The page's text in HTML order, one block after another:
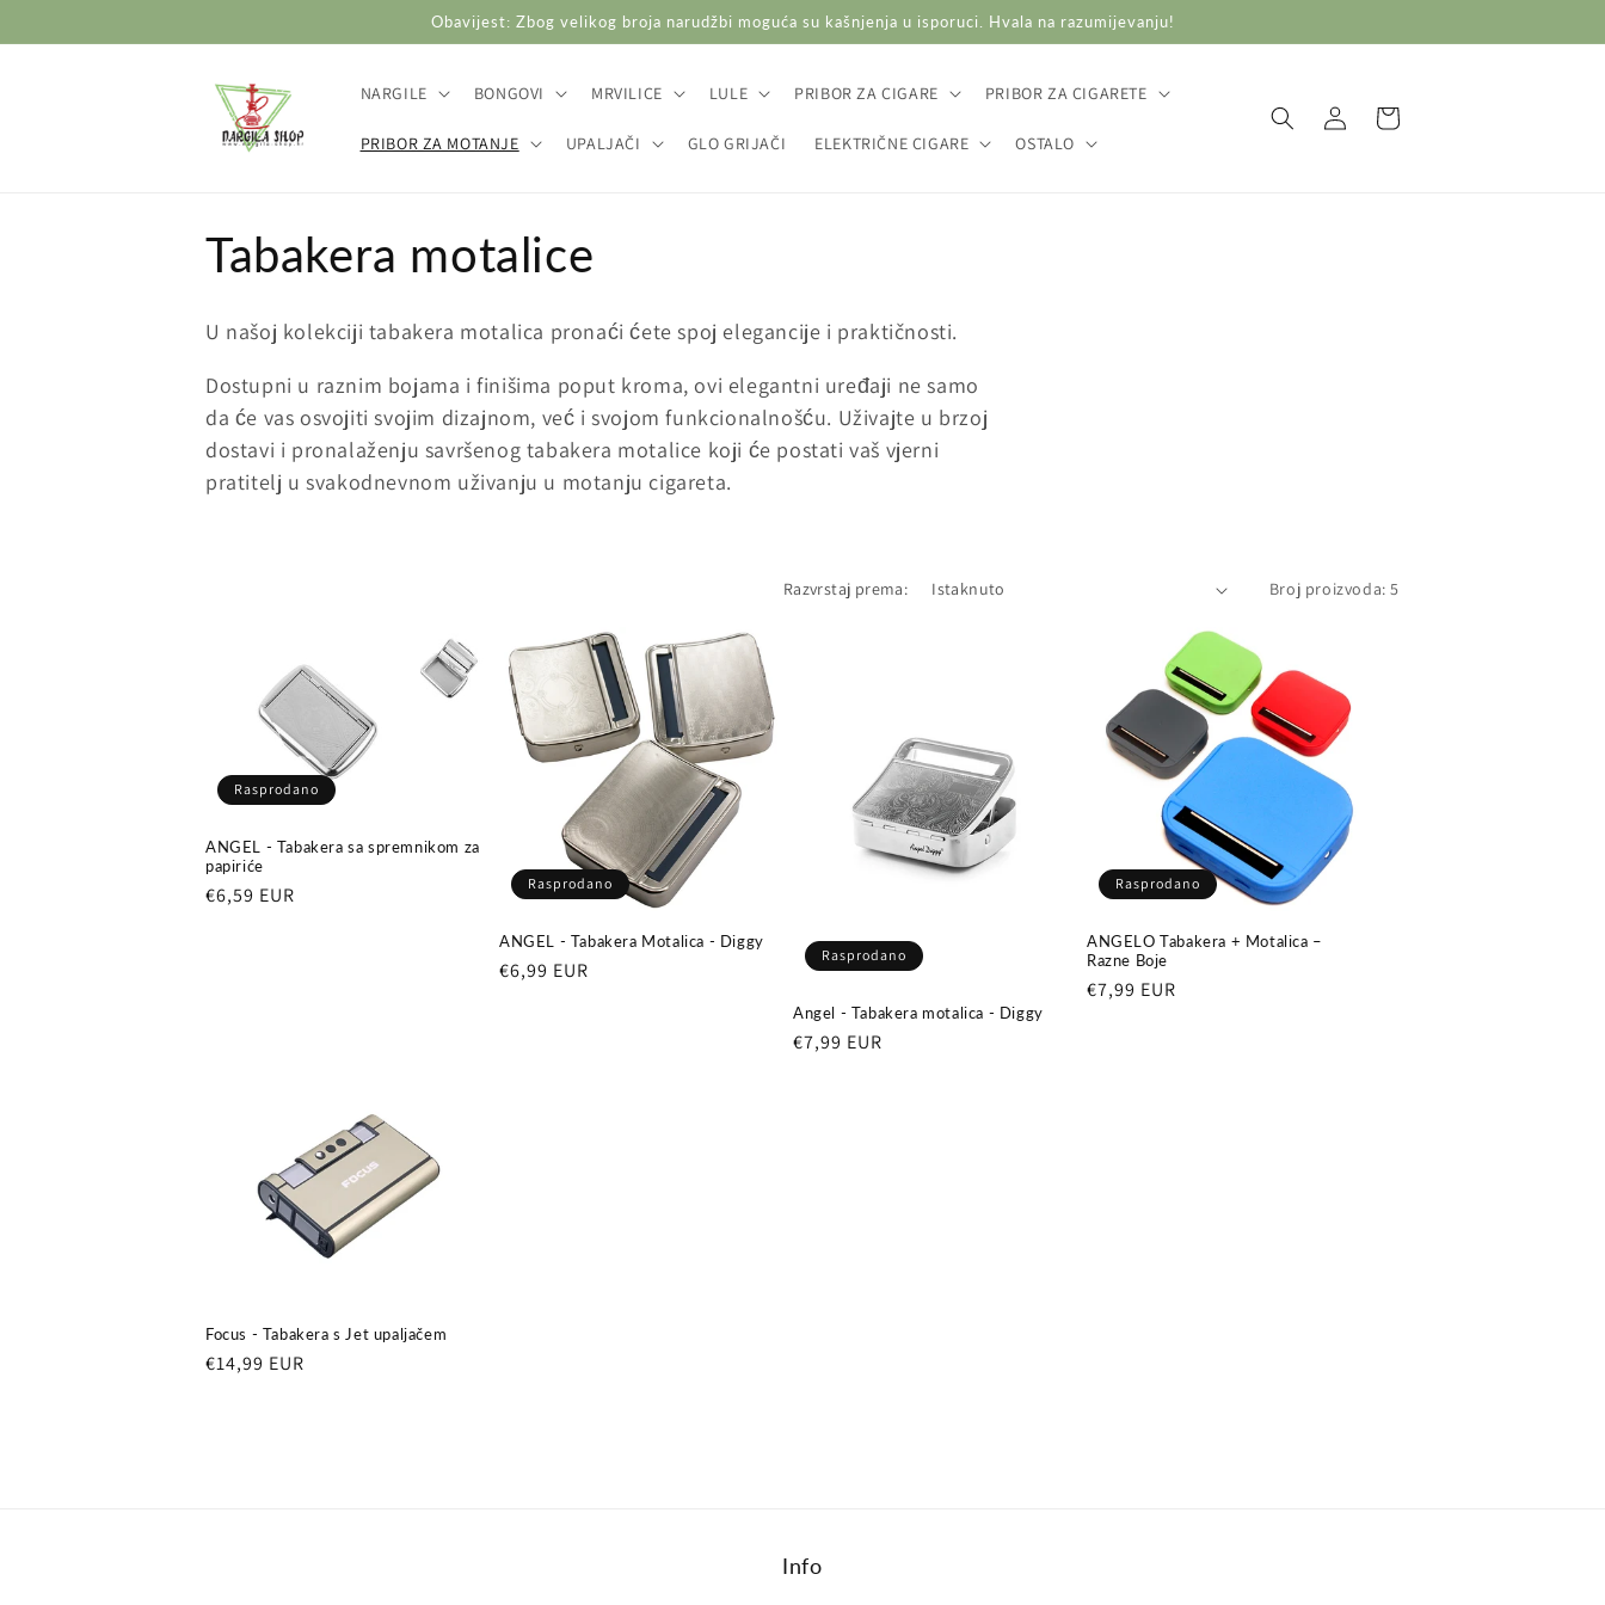
sadržaj
Obavijest: Zbog velikog broja narudžbi moguća su kašnjenja u isporuci. Hvala na razumijevanju!
NARGILE BONGOVI MRVILICE LULE PRIBOR ZA CIGARE PRIBOR ZA CIGARETE
PRIBOR ZA MOTANJE UPALJAČI GLO GRIJAČI ELEKTRIČNE CIGARE OSTALO
Prijava Košarica
K
o
l
e
k
Tabakera motalice
U našoj kolekciji tabakera motalica pronaći ćete spoj elegancije i praktičnosti.
Dostupni u raznim bojama i finišima poput kroma, ovi elegantni uređaji ne samo
da će vas osvojiti svojim dizajnom, već i svojom funkcionalnošću. Uživajte u brzoj
dostavi i pronalaženju savršenog tabakera motalice koji će postati vaš vjerni
pratitelj u svakodnevnom uživanju u motanju cigareta.
Razvrstaj prema: Broj proizvoda: 5
Rasprodano
ANGEL - Tabakera sa spremnikom za
papiriće
Redovna
€6,59 EUR Rasprodano
ANGEL - Tabakera Motalica - Diggy
Redovna
€6,99 EUR
Rasprodano
Angel - Tabakera motalica - Diggy
Redovna
€7,99 EUR
Rasprodano
ANGELO Tabakera + Motalica –
Razne Boje
Redovna
€7,99 EUR
Focus - Tabakera s Jet upaljačem
Redovna
€14,99 EUR
Info